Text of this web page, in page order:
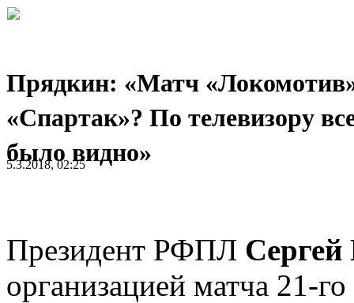
Прядкин: «Матч
«Спартак»? По телевизору
было видно»
5.3.2018, 02:25
Президент РФПЛ
организацией матча 21-